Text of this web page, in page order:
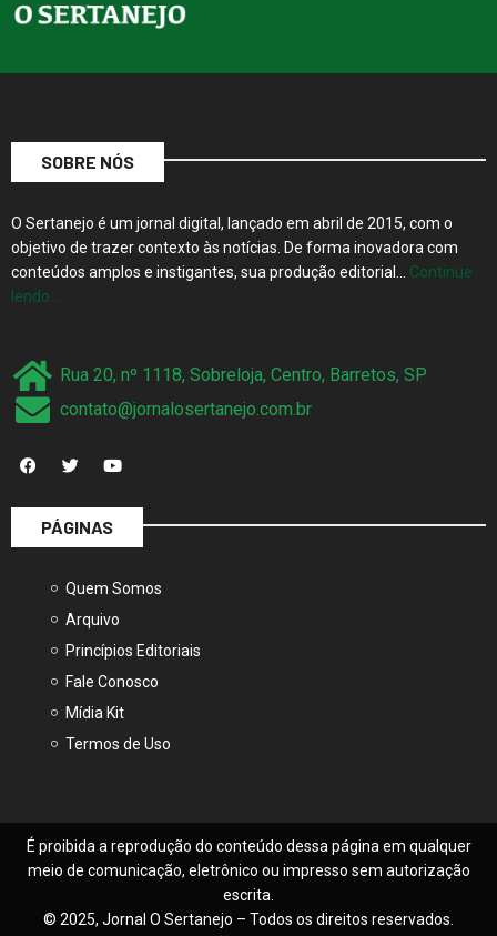
SOBRE NÓS
O Sertanejo é um jornal digital, lançado em abril de 2015, com o
objetivo de trazer contexto às notícias. De forma inovadora com
conteúdos amplos e instigantes, sua produção editorial… Continue
lendo…
Rua 20, nº 1118, Sobreloja, Centro, Barretos, SP
contato@jornalosertanejo.com.br
PÁGINAS
Quem Somos
Arquivo
Princípios Editoriais
Fale Conosco
Mídia Kit
Termos de Uso
É proibida a reprodução do conteúdo dessa página em qualquer
meio de comunicação, eletrônico ou impresso sem autorização
escrita.
© 2025, Jornal O Sertanejo – Todos os direitos reservados.